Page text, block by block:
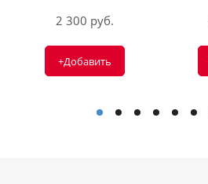
2 300 руб.
+Добавить